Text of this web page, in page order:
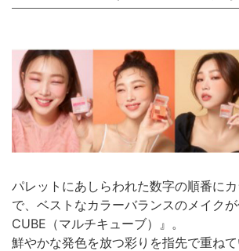
パレットにあしらわれた数字の順番に
で、ベストなカラーバランスのメイク
CUBE（マルチキューブ）』。
鮮やかな発色を放つ彩りを指先で重ね